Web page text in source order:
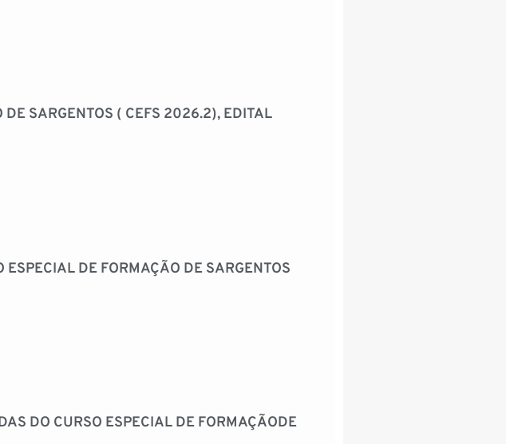
SARGENTOS ( CEFS 2026.2), EDITAL
DE FORMAÇÃO DE SARGENTOS
DO CURSO ESPECIAL DE FORMAÇÃODE